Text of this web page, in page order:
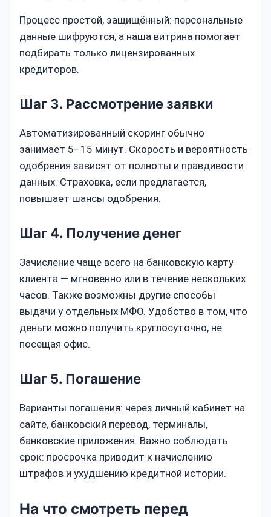
Процесс простой, защищённый: персональные
данные шифруются, а наша витрина помогает
подбирать только лицензированных
кредиторов.
Шаг 3. Рассмотрение заявки
Автоматизированный скоринг обычно
занимает 5–15 минут. Скорость и вероятность
одобрения зависят от полноты и правдивости
данных. Страховка, если предлагается,
повышает шансы одобрения.
Шаг 4. Получение денег
Зачисление чаще всего на банковскую карту
клиента — мгновенно или в течение нескольких
часов. Также возможны другие способы
выдачи у отдельных МФО. Удобство в том, что
деньги можно получить круглосуточно, не
посещая офис.
Шаг 5. Погашение
Варианты погашения: через личный кабинет на
сайте, банковский перевод, терминалы,
банковские приложения. Важно соблюдать
срок: просрочка приводит к начислению
штрафов и ухудшению кредитной истории.
На что смотреть перед